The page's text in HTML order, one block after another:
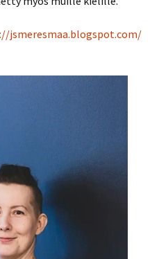
jsmeresmaa.blogspot.com/